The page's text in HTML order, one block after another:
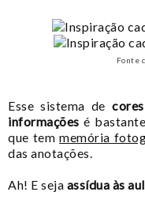
Fonte
Esse sistema de
informações é
que temmemória
das anotações.
Ah! E seja assídua às